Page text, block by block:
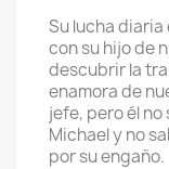
Su lucha
con su hijo de
descubrir la
enamora de
jefe, pero él
Michael y no
por su engaño.